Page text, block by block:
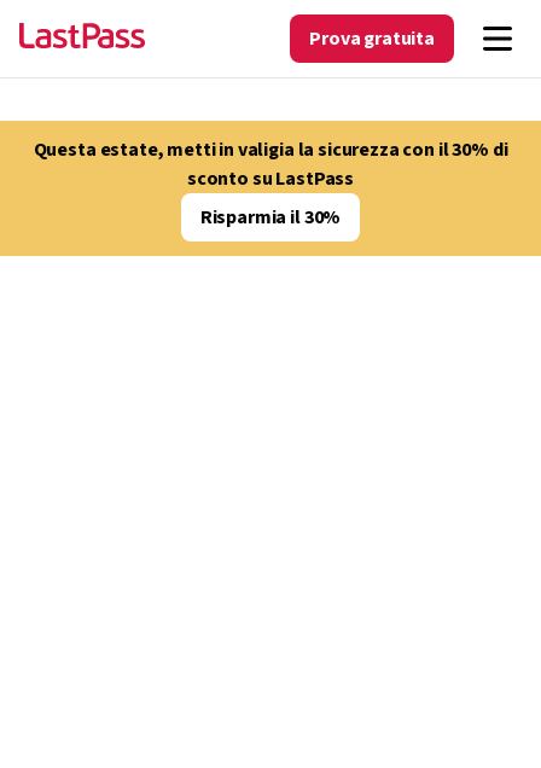
Prova gratuita
Questa estate, metti in valigia la sicurezza con il 30% di
sconto su LastPass
Risparmia il 30%